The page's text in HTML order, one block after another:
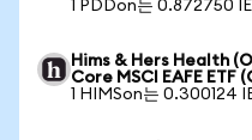
1 PDDon는 0.872750
Hims & Hers Health
Core MSCI EAFE ETF
1 HIMSon는 0.300124